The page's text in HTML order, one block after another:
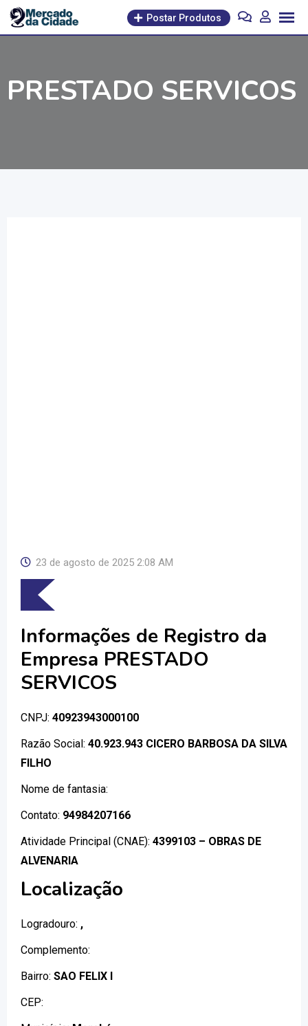
Pular
para
Postar Produtos
PRESTADO SERVICOS
23 de agosto de 2025 2:08 AM
Informações de Registro da
Empresa PRESTADO
SERVICOS
CNPJ: 40923943000100
Razão Social: 40.923.943 CICERO BARBOSA DA SILVA
FILHO
Nome de fantasia:
Contato: 94984207166
Atividade Principal (CNAE): 4399103 – OBRAS DE
ALVENARIA
Localização
Logradouro: ,
Complemento:
Bairro: SAO FELIX I
CEP: